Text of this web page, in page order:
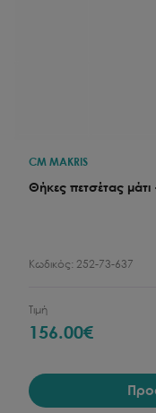
CM MAKRIS
Θήκες πετσέτας
Κωδικός: 252-73-637
Τιμή
156.00€